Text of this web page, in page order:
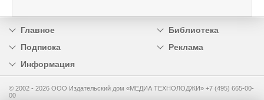
Главное
Библиотека
Подписка
Реклама
Информация
© 2002 - 2026 OOO Издательский дом «МЕДИА ТЕХНОЛОДЖИ» +7 (495) 665-00-
00